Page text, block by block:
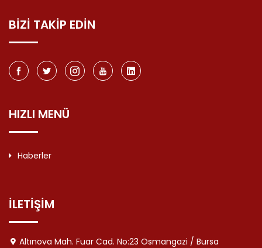
BİZİ TAKİP EDİN
HIZLI MENÜ
Haberler
İLETİŞİM
Altınova Mah. Fuar Cad. No:23 Osmangazi / Bursa